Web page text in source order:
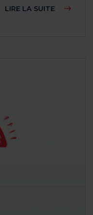
LIRE LA SUITE À